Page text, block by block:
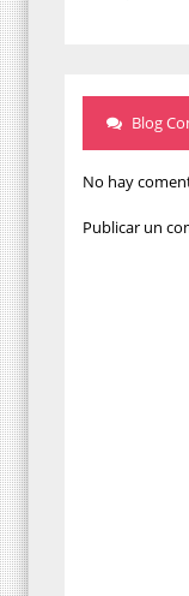
Blog
No hay
Publicar un